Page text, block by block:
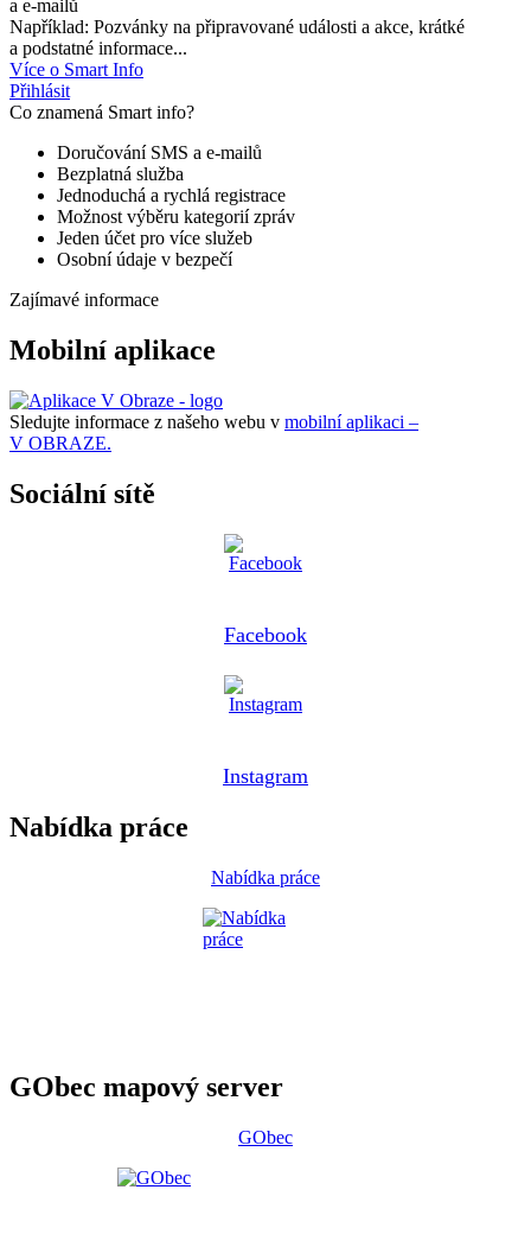
a e-mailů
Například: Pozvánky na připravované události a akce, krátké
a podstatné informace...
Více o Smart Info
Přihlásit
Co znamená Smart info?
Doručování SMS a e-mailů
Bezplatná služba
Jednoduchá a rychlá registrace
Možnost výběru kategorií zpráv
Jeden účet pro více služeb
Osobní údaje v bezpečí
Zajímavé informace
Mobilní aplikace
Sledujte informace z našeho webu v mobilní aplikaci –
V OBRAZE.
Sociální sítě
Facebook
Instagram
Nabídka práce
Nabídka práce
GObec mapový server
GObec